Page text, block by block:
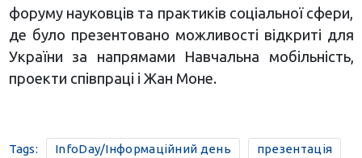
форуму науковців та практиків соціальної сфери,
де було презентовано можливості відкриті для
України за напрямами Навчальна мобільність,
проекти співпраці і Жан Моне.
Tags: InfoDay/Інформаційний день презентація